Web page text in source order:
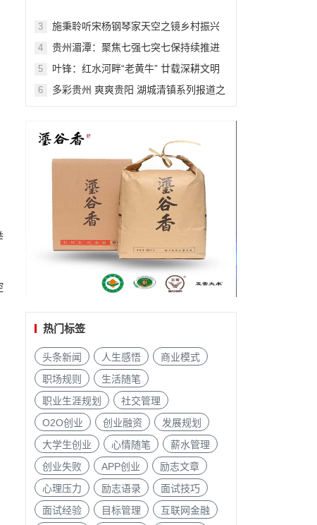
3
施秉聆听宋杨钢琴家天空之镜乡村振兴
4
贵州湄潭：聚焦七强七突七保持续推进
5
叶锋：红水河畔“老黄牛” 廿载深耕文明
6
多彩贵州 爽爽贵阳 湖城清镇系列报道之
热门标签
头条新闻 人生感悟
商业模式
职场规则
生活随笔
职业生涯规划
社交管理
O2O创业
创业融资
发展规划
大学生创业
心情随笔
薪水管理
创业失败
APP创业
励志文章
心理压力
励志语录
面试技巧
面试经验
目标管理
互联网金融